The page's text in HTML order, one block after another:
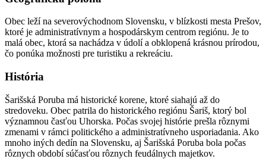
Obec leží na severovýchodnom Slovensku, v blízkosti mesta Prešov,
ktoré je administratívnym a hospodárskym centrom regiónu. Je to
malá obec, ktorá sa nachádza v údolí a obklopená krásnou prírodou,
čo ponúka možnosti pre turistiku a rekreáciu.
História
Šarišská Poruba má historické korene, ktoré siahajú až do
stredoveku. Obec patrila do historického regiónu Šariš, ktorý bol
významnou časťou Uhorska. Počas svojej histórie prešla rôznymi
zmenami v rámci politického a administratívneho usporiadania. Ako
mnoho iných dedín na Slovensku, aj Šarišská Poruba bola počas
rôznych období súčasťou rôznych feudálnych majetkov.